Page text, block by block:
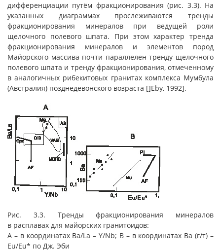
дифференциации путём фракционирования (рис. 3.3). На
указанных диаграммах прослеживаются тренды
фракционирования минералов при ведущей роли
щелочного полевого шпата. При этом характер тренда
фракционирования минералов и элементов пород
Майорского массива почти параллелен тренду щелочного
полевого шпата и тренду фракционирования, отмеченному
в аналогичных рибекитовых гранитах комплекса Мумбула
(Австралия) позднедевонского возраста []Eby, 1992].
Рис. 3.3. Тренды фракционирования минералов
в расплавах для майорских гранитоидов:
А – в координатах Ba/La – Y/Nb; B – в координатах Ва (г/т) –
Eu/Eu* по Дж. Эби